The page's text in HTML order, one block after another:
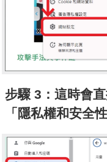
步驟 3：這時會
「隱私權和安全